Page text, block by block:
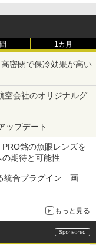
1カ月
密閉で保冷効果が高い
空会社のオリジナルグ
ップデート
銘の魚眼レンズを
の期待と可能性
統合プラグイン 画
もっと見る